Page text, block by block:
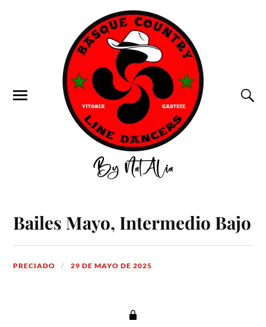
Bailes Mayo, Intermedio Bajo
PRECIADO 29 DE MAYO DE 2025